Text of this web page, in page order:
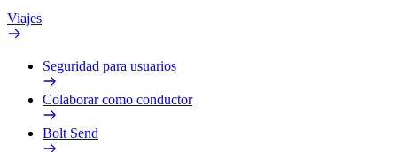
Viajes
Seguridad para usuarios
Colaborar como conductor
Bolt Send